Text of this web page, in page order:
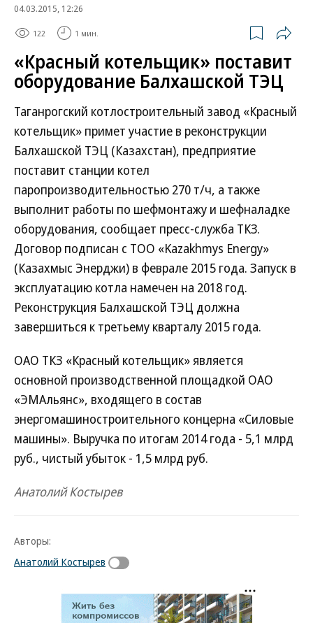
04.03.2015, 12:26
122 1 мин.
«Красный котельщик» поставит
оборудование Балхашской ТЭЦ
Таганрогский котлостроительный завод «Красный
котельщик» примет участие в реконструкции
Балхашской ТЭЦ (Казахстан), предприятие
поставит станции котел
паропроизводительностью 270 т/ч, а также
выполнит работы по шефмонтажу и шефналадке
оборудования, сообщает пресс-служба ТКЗ.
Договор подписан с ТОО «Kazakhmys Energy»
(Казахмыс Энерджи) в феврале 2015 года. Запуск в
эксплуатацию котла намечен на 2018 год.
Реконструкция Балхашской ТЭЦ должна
завершиться к третьему кварталу 2015 года.
ОАО ТКЗ «Красный котельщик» является
основной производственной площадкой ОАО
«ЭМАльянс», входящего в состав
энергомашиностроительного концерна «Силовые
машины». Выручка по итогам 2014 года - 5,1 млрд
руб., чистый убыток - 1,5 млрд руб.
Анатолий Костырев
Авторы:
Анатолий Костырев